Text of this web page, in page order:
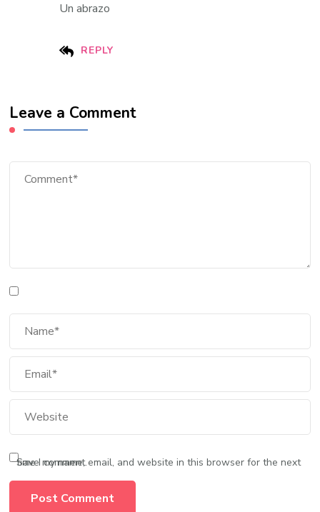
REPLY
Un abrazo
Leave a Comment
Save my name, email, and website in this browser for the next time I comment.